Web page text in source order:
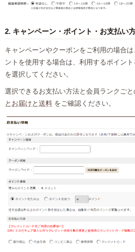
2. キャンペーン・ポイント・お支払い
キャンペーンやクーポンをご利用の場合
ントを使用する場合は、利用するポイン
を選択してください。
選択できるお支払い方法と会員ランクごと
とお届けと送料 をご確認ください。